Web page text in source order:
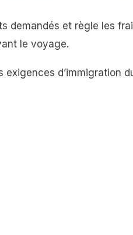
demandés et règle les
le voyage.
d’immigration